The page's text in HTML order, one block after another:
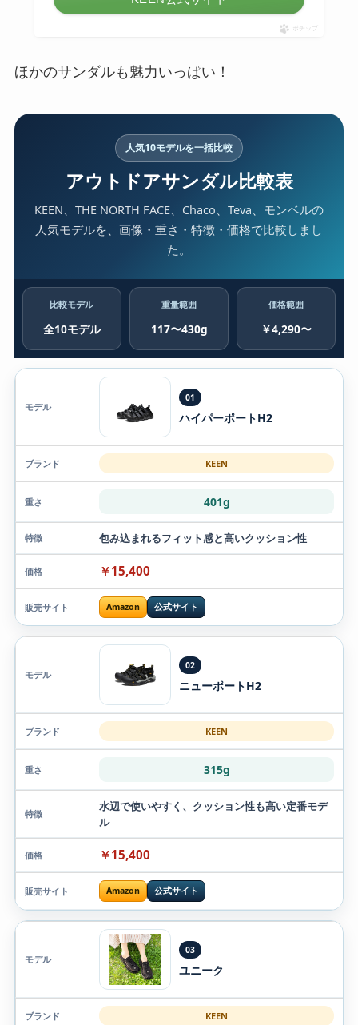
ポチップ
ほかのサンダルも魅力いっぱい！
人気10モデルを一括比較
アウトドアサンダル比較表
KEEN、THE NORTH FACE、Chaco、Teva、モンベルの
人気モデルを、画像・重さ・特徴・価格で比較しまし
た。
比較モデル
全10モデル
重量範囲
117〜430g
価格範囲
￥4,290〜
01
ハイパーポートH2
KEEN
401g
包み込まれるフィット感と高いクッション性
￥15,400
Amazon 公式サイト
02
ニューポートH2
KEEN
315g
水辺で使いやすく、クッション性も高い定番モデ
ル
￥15,400
Amazon 公式サイト
03
ユニーク
KEEN